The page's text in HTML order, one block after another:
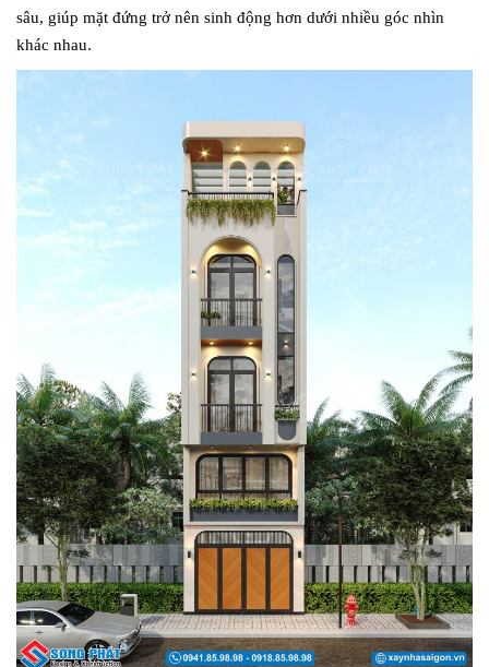
sâu, giúp mặt đứng trở nên sinh động hơn dưới nhiều góc nhìn
khác nhau.